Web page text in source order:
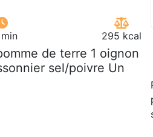
295 kcal
de terre 1 oignon
sel/poivre Un